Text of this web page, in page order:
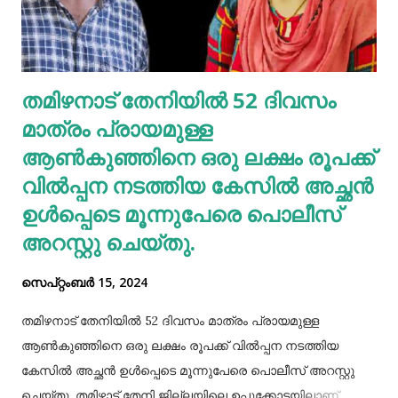
അടങ്ങിയിരിക്കുന്നതിനാൽ വെള്ളക്കടല പതിവായി
കഴിക്കുന്നത് ചില രോഗങ്ങൾ തടയാൻ സഹായിക്കുന്നു. റാഗി...
എല്ലാത്തരം തിനയും പോഷകസമൃദ്ധമാണെങ്കിലും, റാഗിക്ക്
ചില പ്രത്യേക ഗുണങ്ങളുണ്ട്. റാഗി ഗ്ലൂറ്റൻ രഹിതവും
പ്രോട്ടീനാൽ സമ്പുഷ്ടവുമാണ്. മറ്റ് തിനകളേക്കാൾ കൂടുതൽ
കാൽസ്യ...
തമിഴനാട് തേനിയില്‍ 52 ദിവസം
മാത്രം പ്രായമുള്ള
ആണ്‍കുഞ്ഞിനെ ഒരു ലക്ഷം രൂപക്ക്
വില്‍പ്പന നടത്തിയ കേസില്‍ അച്ഛൻ
ഉള്‍പ്പെടെ മൂന്നുപേരെ പൊലീസ്
അറസ്റ്റു ചെയ്തു.
സെപ്റ്റംബർ 15, 2024
തമിഴനാട് തേനിയില്‍ 52 ദിവസം മാത്രം പ്രായമുള്ള
ആണ്‍കുഞ്ഞിനെ ഒരു ലക്ഷം രൂപക്ക് വില്‍പ്പന നടത്തിയ
കേസില്‍ അച്ഛൻ ഉള്‍പ്പെടെ മൂന്നുപേരെ പൊലീസ് അറസ്റ്റു